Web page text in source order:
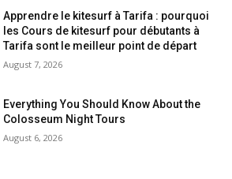
Apprendre le kitesurf à Tarifa : pourquoi
les Cours de kitesurf pour débutants à
Tarifa sont le meilleur point de départ
August 7, 2026
Everything You Should Know About the
Colosseum Night Tours
August 6, 2026